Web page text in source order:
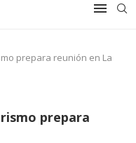
prepara reunión en La
prepara